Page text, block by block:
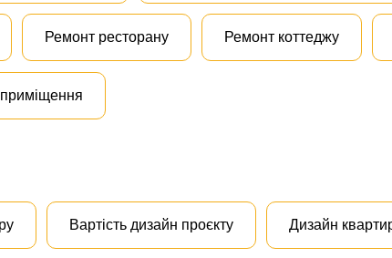
Ремонт ресторану Ремонт коттеджу
приміщення
Вартість дизайн проєкту Дизайн